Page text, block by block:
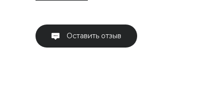
Оставить отзыв